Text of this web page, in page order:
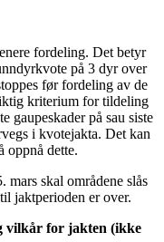
fordeling. Det betyr
på 3 dyr over
før fordeling av de
kriterium for tildeling
gaupeskader på sau siste
i kvotejakta. Det kan
oppnå dette.
mars skal områdene slås
jaktperioden er over.
vilkår for jakten (ikke